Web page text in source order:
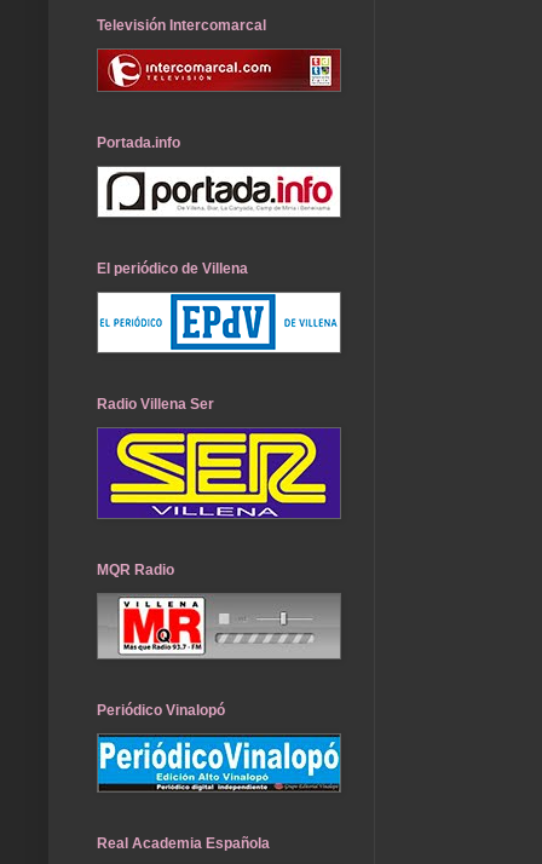
Televisión Intercomarcal
Portada.info
El periódico de Villena
Radio Villena Ser
MQR Radio
Periódico Vinalopó
Real Academia Española